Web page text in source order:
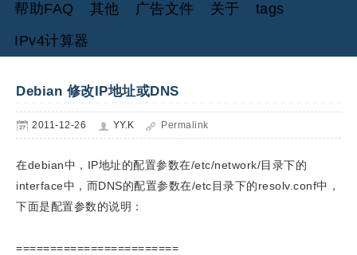
帮助FAQ
其他 广告文件 关于
tags
IPv4计算器
Debian 修改IP地址或DNS
2011-12-26 YY.K Permalink
在debian中，IP地址的配置参数在/etc/network/目录下的
interface中，而DNS的配置参数在/etc目录下的resolv.conf中，
下面是配置参数的说明：
========================